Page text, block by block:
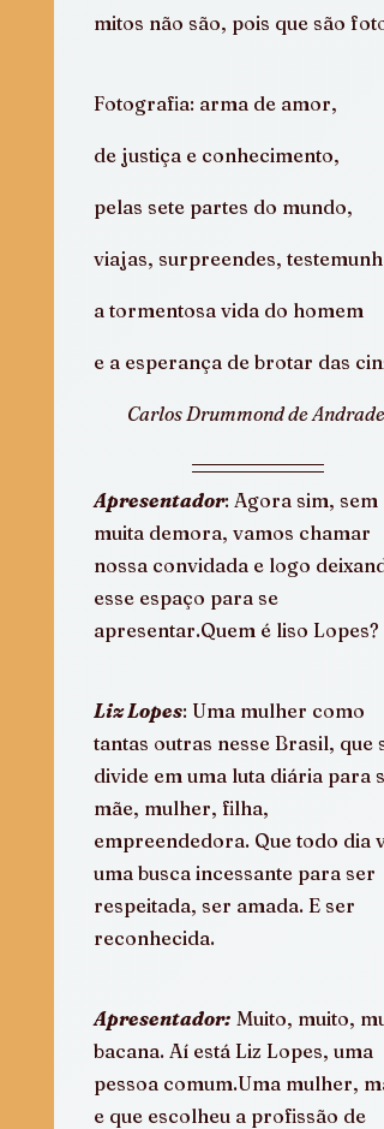
mitos não são, pois que são
Fotografia: arma de amor,
de justiça e conhecimento,
pelas sete partes do mundo,
viajas, surpreendes,
a tormentosa vida do homem
e a esperança de brotar das
Carlos Drummond de Andrade.
Apresentador: Agora sim, sem
muita demora, vamos chamar
nossa convidada e logo
esse espaço para se
apresentar.Quem é liso Lopes?
Liz Lopes: Uma mulher como
tantas outras nesse Brasil, que
divide em uma luta diária para
mãe, mulher, filha,
empreendedora. Que todo dia
uma busca incessante para ser
respeitada, ser amada. E ser
reconhecida.
Apresentador: Muito, muito,
bacana. Aí está Liz Lopes, uma
pessoa comum.Uma mulher,
e que escolheu a profissão de